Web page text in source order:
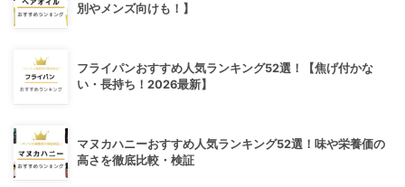
別やメンズ向けも！】
フライパンおすすめ人気ランキング52選！【焦げ付かな
い・長持ち！2026最新】
マヌカハニーおすすめ人気ランキング52選！味や栄養価の
高さを徹底比較・検証